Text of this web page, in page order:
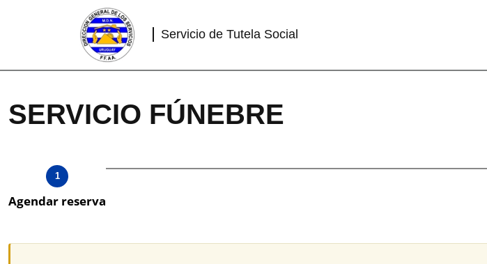
Servicio de Tutela Social
SERVICIO FÚNEBRE
1
Agendar reserva